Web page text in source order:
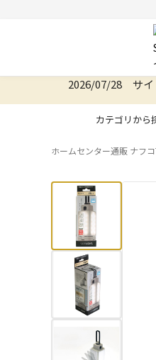
2026/08/06
2026/07/28 サイ
カテゴリから
ホームセンター通販 ナフ